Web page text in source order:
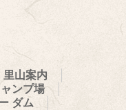
里山案内
ンプ場
ダム